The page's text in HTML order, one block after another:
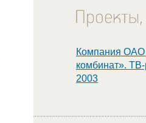
Компания ОАО
комбинат».
2003